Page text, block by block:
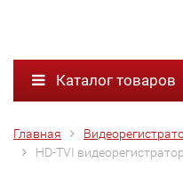
Каталог товаров
Главная
HD-TVI